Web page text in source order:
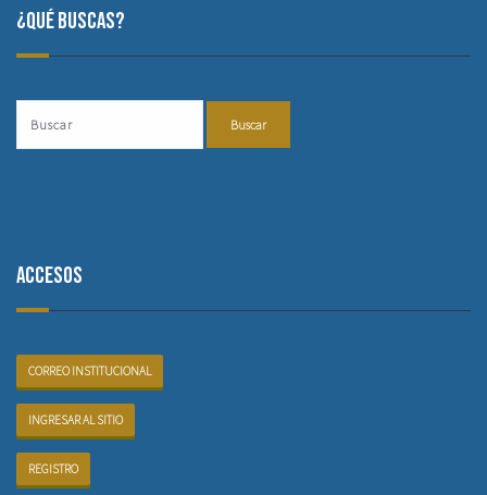
¿Qué buscas?
Accesos
CORREO INSTITUCIONAL
INGRESAR AL SITIO
REGISTRO